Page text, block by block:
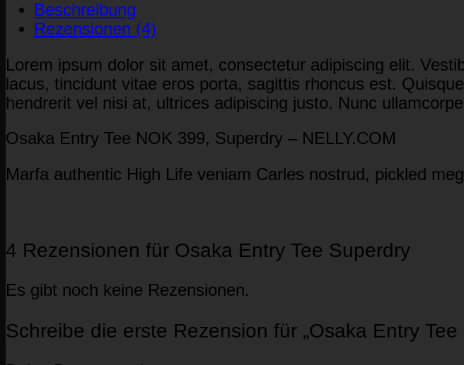
Menge
Beschreibung
Rezensionen (4)
Lorem ipsum dolor sit amet, consectetur adipiscing elit.
lacus, tincidunt vitae eros porta, sagittis rhoncus est.
hendrerit vel nisi at, ultrices adipiscing justo. Nunc
Osaka Entry Tee NOK 399, Superdry – NELLY.COM
Marfa authentic High Life veniam Carles nostrud, pickled
4 Rezensionen für Osaka Entry Tee Superdry
Es gibt noch keine Rezensionen.
Schreibe die erste Rezension für „Osaka Entry Tee